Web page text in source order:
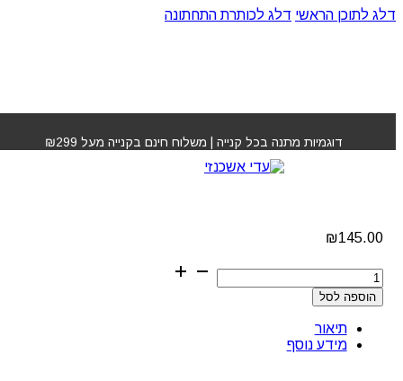
דלג לתוכן הראשי דלג לכותרת התחתונה
דוגמיות מתנה בכל קנייה | משלוח חינם בקנייה מעל ₪299
שמפו סילבר סגול לוריאל
₪145.00
כמות
של
שמפו
סגול
לוריאל
הוספה לסל
תיאור
מידע נוסף